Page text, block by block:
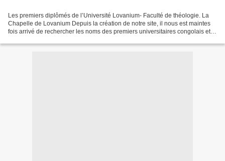
Les premiers diplômés de l’Université Lovanium- Faculté de théologie. La
Chapelle de Lovanium Depuis la création de notre site, il nous est maintes
fois arrivé de rechercher les noms des premiers universitaires congolais et